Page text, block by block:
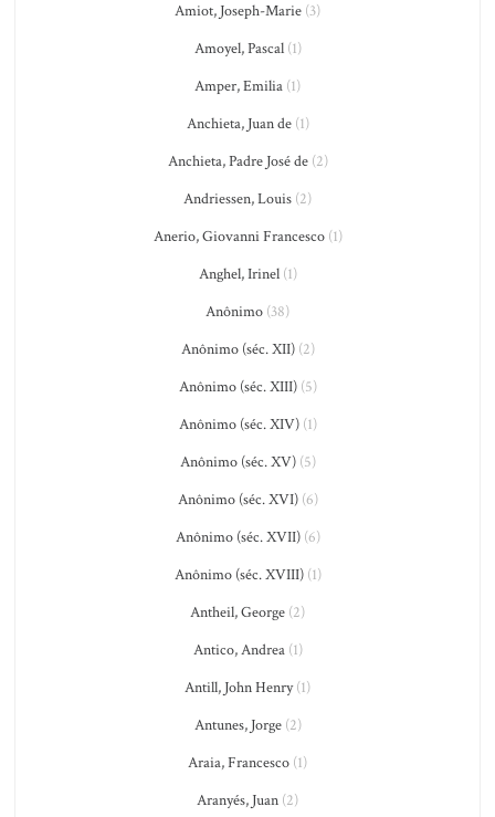
Amiot, Joseph-Marie (3)
Amoyel, Pascal(1)
Amper, Emilia (1)
Anchieta, Juan de(1)
Anchieta, Padre José de(2)
Andriessen, Louis (2)
Anerio, Giovanni Francesco(1)
Anghel, Irinel(1)
Anônimo (38)
Anônimo (séc. XII)(2)
Anônimo (séc. XIII)(5)
Anônimo (séc. XIV)(1)
Anônimo (séc. XV)(5)
Anônimo (séc. XVI)(6)
Anônimo (séc. XVII)(6)
Anônimo (séc. XVIII)(1)
Antheil, George (2)
Antico, Andrea(1)
Antill, John Henry(1)
Antunes, Jorge(2)
Araia, Francesco (1)
Aranyés, Juan (2)